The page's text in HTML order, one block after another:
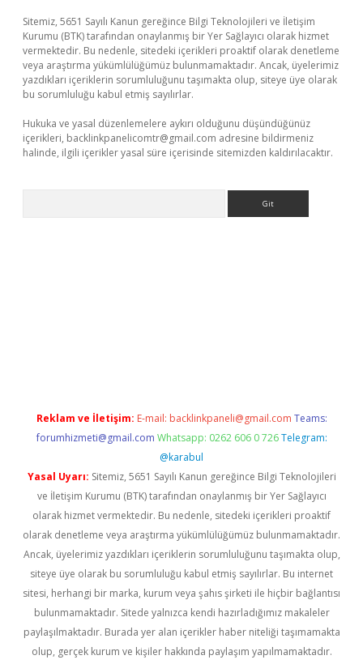
Sitemiz, 5651 Sayılı Kanun gereğince Bilgi Teknolojileri ve İletişim
Kurumu (BTK) tarafından onaylanmış bir Yer Sağlayıcı olarak hizmet
vermektedir. Bu nedenle, sitedeki içerikleri proaktif olarak denetleme
veya araştırma yükümlülüğümüz bulunmamaktadır. Ancak, üyelerimiz
yazdıkları içeriklerin sorumluluğunu taşımakta olup, siteye üye olarak
bu sorumluluğu kabul etmiş sayılırlar.
Hukuka ve yasal düzenlemelere aykırı olduğunu düşündüğünüz
içerikleri, backlinkpanelicomtr@gmail.com adresine bildirmeniz
halinde, ilgili içerikler yasal süre içerisinde sitemizden kaldırılacaktır.
Reklam ve İletişim: E-mail: backlinkpaneli@gmail.com Teams:
forumhizmeti@gmail.com Whatsapp: 0262 606 0 726 Telegram:
@karabul
Yasal Uyarı: Sitemiz, 5651 Sayılı Kanun gereğince Bilgi Teknolojileri
ve İletişim Kurumu (BTK) tarafından onaylanmış bir Yer Sağlayıcı
olarak hizmet vermektedir. Bu nedenle, sitedeki içerikleri proaktif
olarak denetleme veya araştırma yükümlülüğümüz bulunmamaktadır.
Ancak, üyelerimiz yazdıkları içeriklerin sorumluluğunu taşımakta olup,
siteye üye olarak bu sorumluluğu kabul etmiş sayılırlar. Bu internet
sitesi, herhangi bir marka, kurum veya şahıs şirketi ile hiçbir bağlantısı
bulunmamaktadır. Sitede yalnızca kendi hazırladığımız makaleler
paylaşılmaktadır. Burada yer alan içerikler haber niteliği taşımamakta
olup, gerçek kurum ve kişiler hakkında paylaşım yapılmamaktadır.